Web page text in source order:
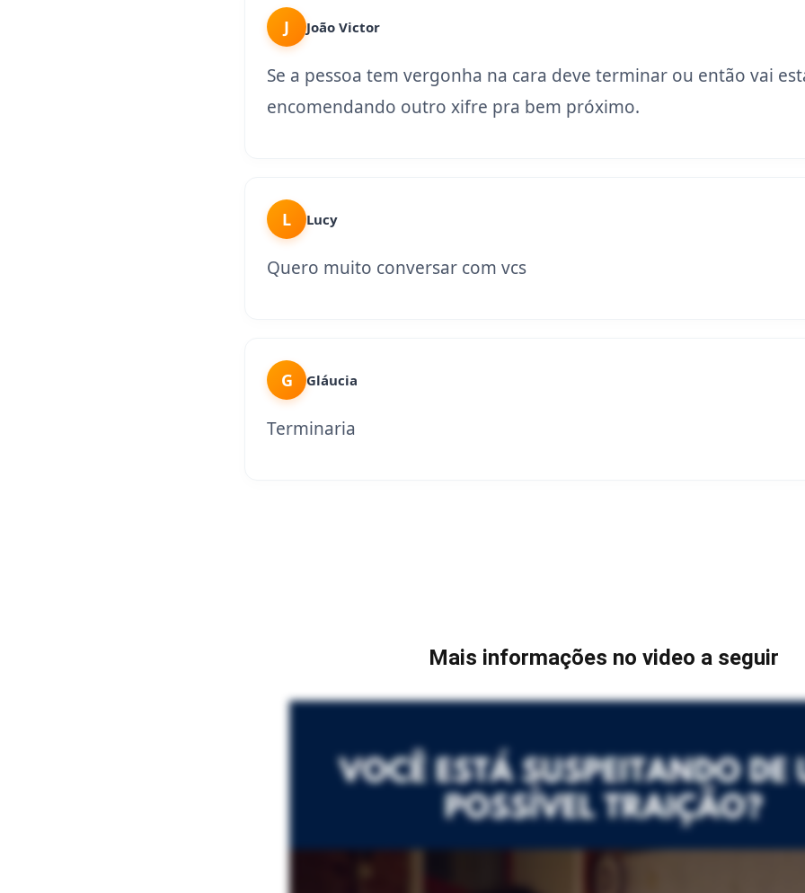
J João Victor
Se a pessoa tem vergonha na cara deve terminar ou então vai
encomendando outro xifre pra bem próximo.
L Lucy
Quero muito conversar com vcs
G Gláucia
Terminaria
Mais informações no video a seguir